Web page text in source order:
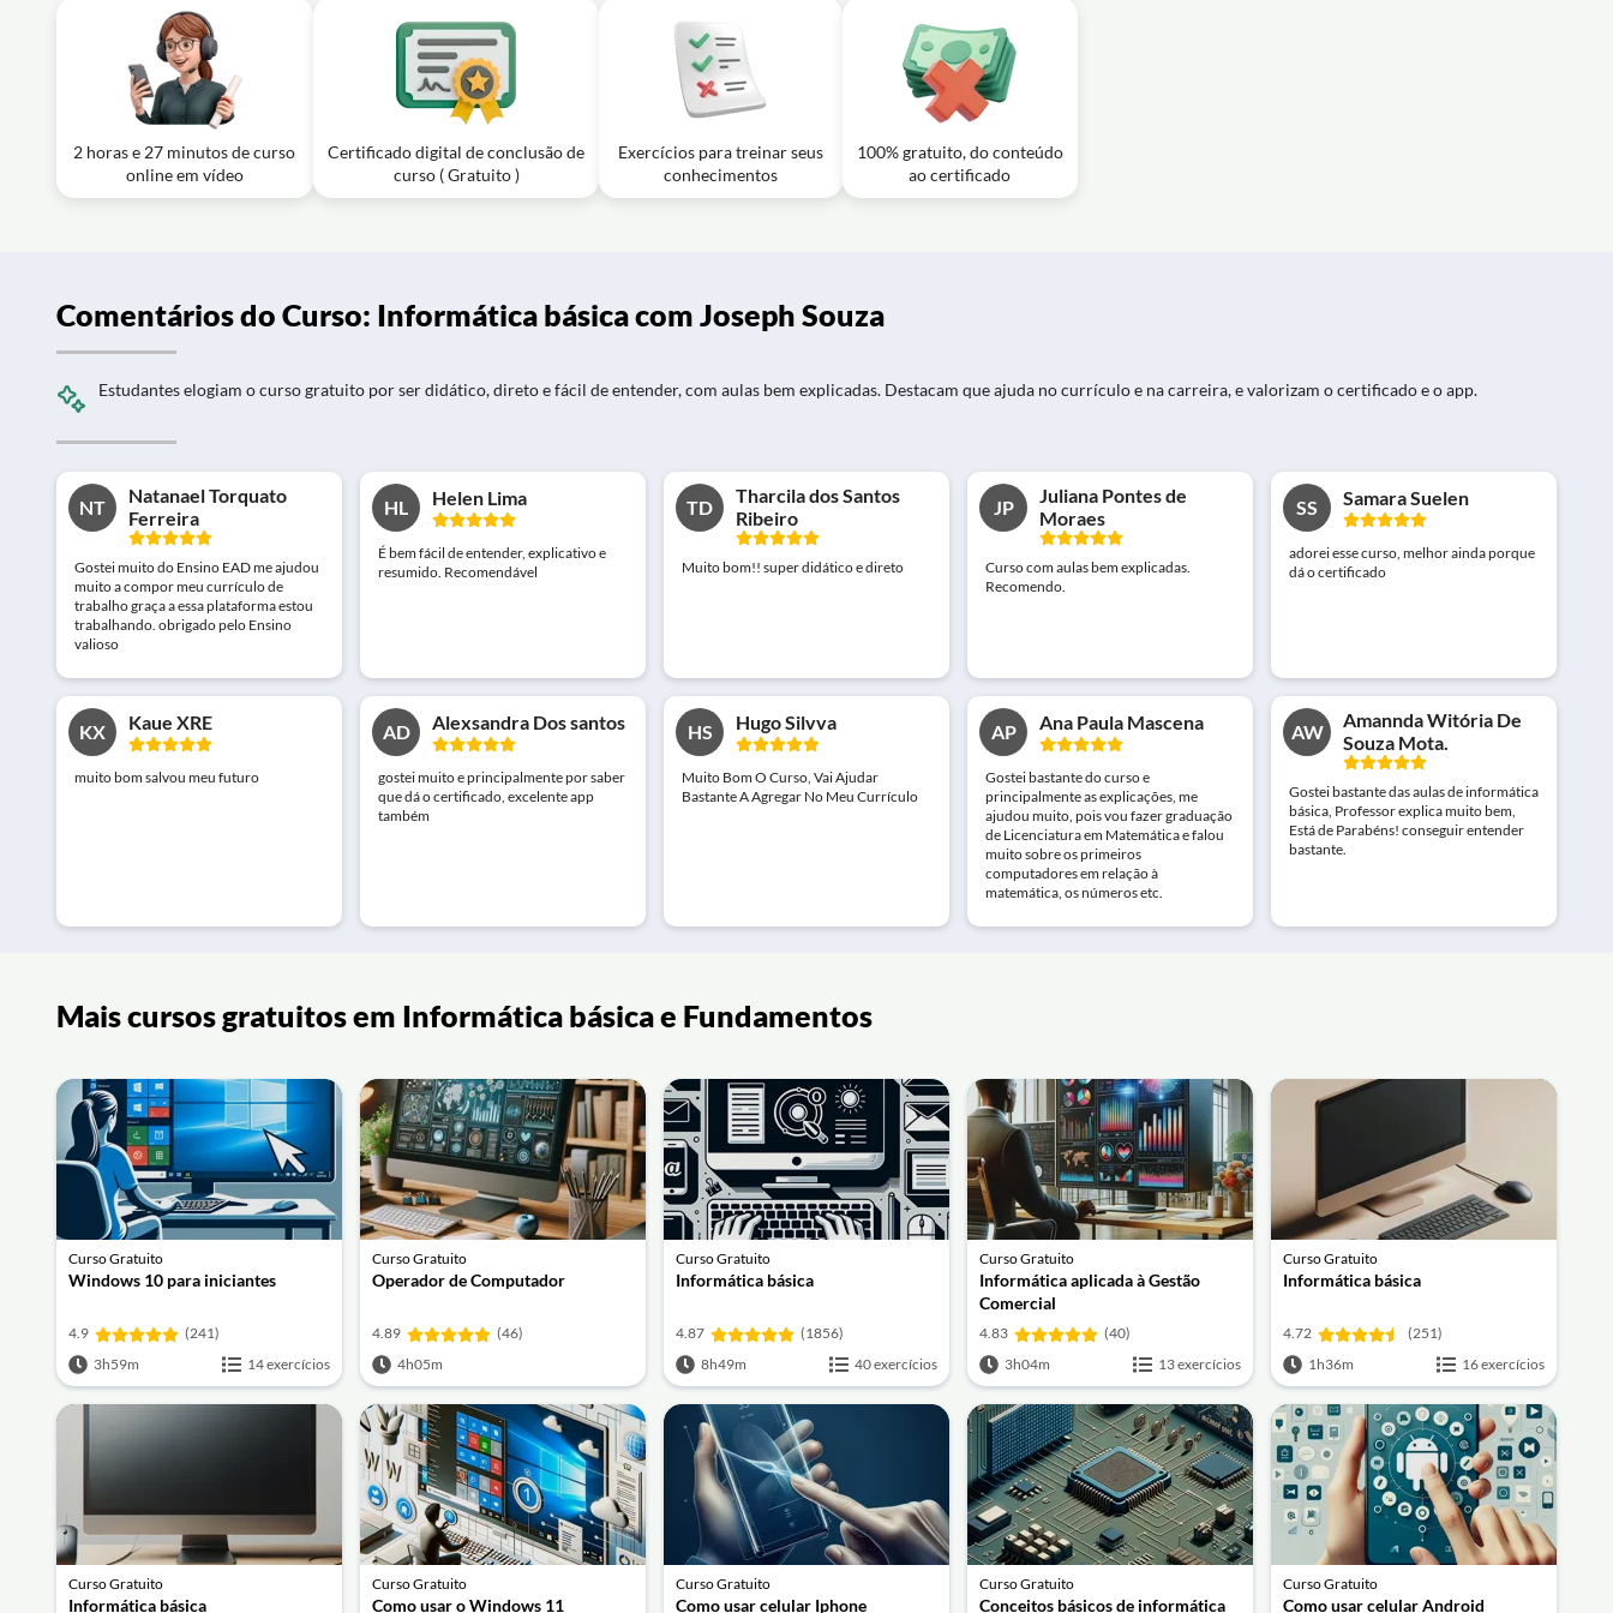
Exercício: Qual é a função da formatação condicional nas planilhas?
Aula em vídeo: Informática básica - Aula 13 - Aula Prática de Microsoft Excel Parte 3
Exercício: Qual é o tipo de gráfico recomendado para visualizar gastos com maior clareza nesta aula de Excel?
2 horas e 27 minutos de curso
online em vídeo
Certificado digital de conclusão de
curso ( Gratuito )
Exercícios para treinar seus
conhecimentos
100% gratuito, do conteúdo
ao certificado
Comentários do Curso: Informática básica com Joseph Souza
Estudantes elogiam o curso gratuito por ser didático, direto e fácil de entender, com aulas bem explicadas. Destacam que ajuda no currículo e na carreira, e valorizam o certificado e o app.
NT
Natanael Torquato
Ferreira
Gostei muito do Ensino EAD me ajudou
muito a compor meu currículo de
trabalho graça a essa plataforma estou
trabalhando. obrigado pelo Ensino
valioso
HL Helen Lima
É bem fácil de entender, explicativo e
resumido. Recomendável
TD
Tharcila dos Santos
Ribeiro
Muito bom!! super didático e direto
JP
Juliana Pontes de
Moraes
Curso com aulas bem explicadas.
Recomendo.
SS Samara Suelen
adorei esse curso, melhor ainda porque
dá o certificado
KX Kaue XRE
muito bom salvou meu futuro
AD Alexsandra Dos santos
gostei muito e principalmente por saber
que dá o certificado, excelente app
também
HS Hugo Silvva
Muito Bom O Curso, Vai Ajudar
Bastante A Agregar No Meu Currículo
AP Ana Paula Mascena
Gostei bastante do curso e
principalmente as explicações, me
ajudou muito, pois vou fazer graduação
de Licenciatura em Matemática e falou
muito sobre os primeiros
computadores em relação à
matemática, os números etc.
AW
Amannda Witória De
Souza Mota.
Gostei bastante das aulas de informática
básica, Professor explica muito bem,
Está de Parabéns! conseguir entender
bastante.
Mais cursos gratuitos em Informática básica e Fundamentos
Curso Gratuito
Windows 10 para iniciantes
4.9
(241)
3h59m
14 exercícios
Curso Gratuito
Operador de Computador
4.89
(46)
4h05m
Curso Gratuito
Informática básica
4.87
(1856)
8h49m
40 exercícios
Curso Gratuito
Informática aplicada à Gestão
Comercial
4.83
(40)
3h04m
13 exercícios
Curso Gratuito
Informática básica
4.72
(251)
1h36m
16 exercícios
Curso Gratuito
Informática básica
Curso Gratuito
Como usar o Windows 11
Curso Gratuito
Como usar celular Iphone
Curso Gratuito
Conceitos básicos de informática
Curso Gratuito
Como usar celular Android